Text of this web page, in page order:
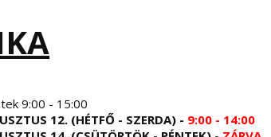
9:00 - 15:00
12. (HÉTFŐ - SZERDA) - 9:00 - 14:00